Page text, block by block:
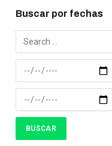
Buscar por fechas